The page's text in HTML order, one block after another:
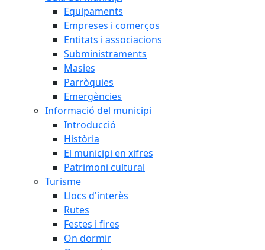
Equipaments
Empreses i comerços
Entitats i associacions
Subministraments
Masies
Parròquies
Emergències
Informació del municipi
Introducció
Història
El municipi en xifres
Patrimoni cultural
Turisme
Llocs d'interès
Rutes
Festes i fires
On dormir